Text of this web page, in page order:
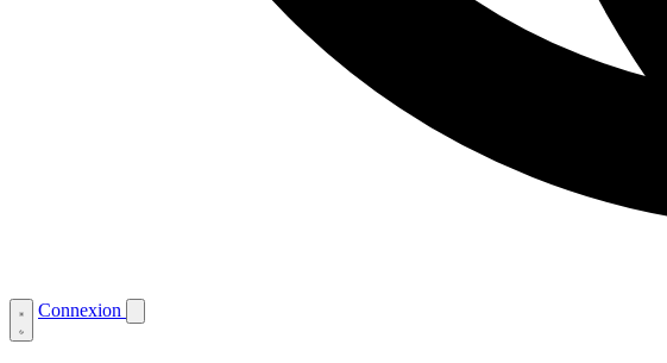
Connexion